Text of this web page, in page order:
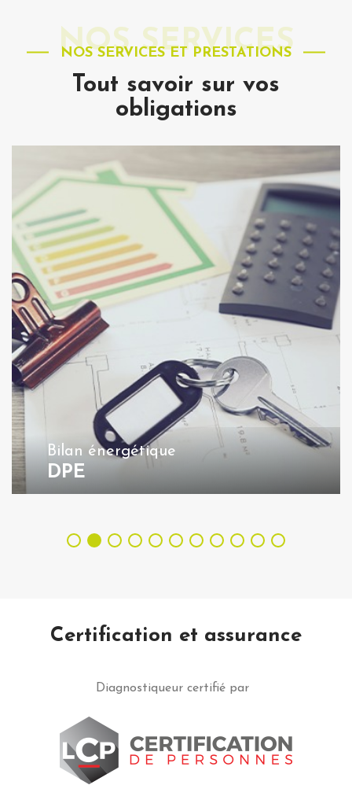
NOS SERVICES
NOS SERVICES ET PRESTATIONS
Tout savoir sur vos
obligations
Bilan énergétique
DPE
Certification et assurance
Diagnostiqueurcertifié par